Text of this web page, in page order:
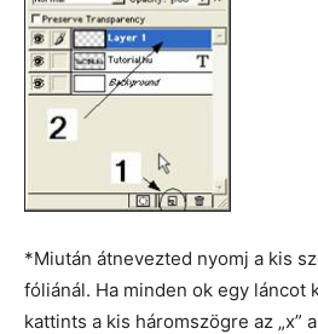
*Miután átnevezted nyomj a kis
fóliánál. Ha minden ok egy láncot
kattints a kis háromszögre az „x”